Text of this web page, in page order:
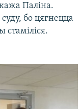
Паліна.
бо цягнецца
стаміліся.